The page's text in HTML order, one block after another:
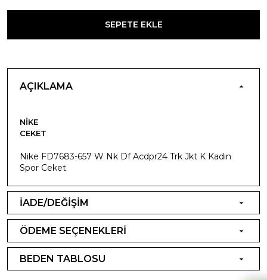
SEPETE EKLE
AÇIKLAMA
NIKE
CEKET
Nike FD7683-657 W Nk Df Acdpr24 Trk Jkt K Kadın
Spor Ceket
İADE/DEĞİŞİM
ÖDEME SEÇENEKLERİ
BEDEN TABLOSU